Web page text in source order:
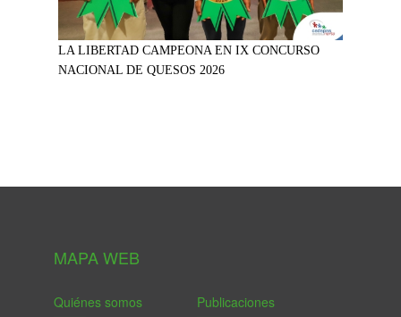
LA LIBERTAD CAMPEONA EN IX CONCURSO
NACIONAL DE QUESOS 2026
MAPA WEB
Quiénes somos
Publicaciones